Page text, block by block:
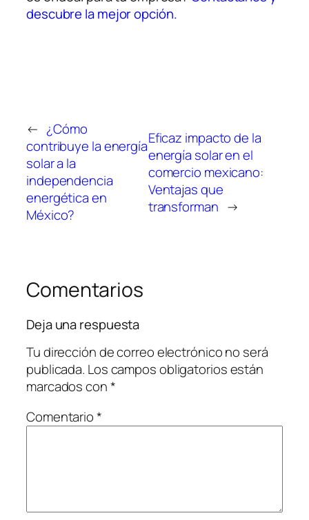
descubre la mejor opción.
← ¿Cómo
contribuye la energía
solar a la
independencia
energética en
México?
Eficaz impacto de la
energía solar en el
comercio mexicano:
Ventajas que
transforman →
Comentarios
Deja una respuesta
Tu dirección de correo electrónico no será
publicada. Los campos obligatorios están
marcados con*
Comentario*